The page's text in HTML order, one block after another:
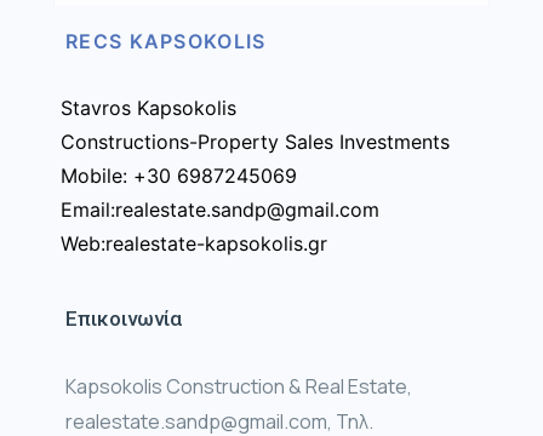
RECS KAPSOKOLIS
Stavros Kapsokolis
Constructions-Property Sales Investments
Mobile: +30 6987245069
Email:realestate.sandp@gmail.com
Web:realestate-kapsokolis.gr
Επικοινωνία
Kapsokolis Construction & Real Estate,
realestate.sandp@gmail.com, Τηλ.